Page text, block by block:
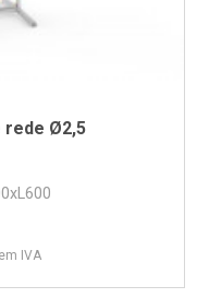
rede Ø2,5
IVA